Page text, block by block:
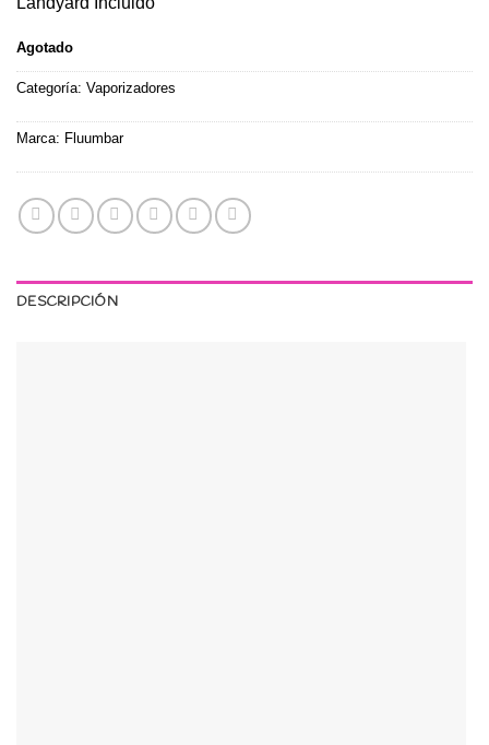
Agotado
Categoría: Vaporizadores
Marca: Fluumbar
DESCRIPCIÓN